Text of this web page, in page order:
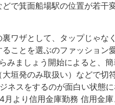
で箕面船場駅の位置が若
ワザとして、タップじゃ
ことを選ぶのファッショ
みましょう開始によると、
垣発のみ取扱い）などで
ネスをするのが面白い状態
月より信用金庫勤務 信用金